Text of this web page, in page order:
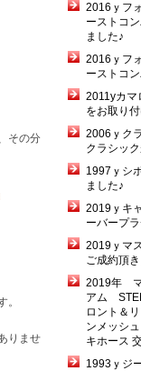
その分
。
りませ
2016ｙフ
ーストコ
ました♪
2016ｙフ
ーストコ
2011yカマ
をお取り
2006ｙク
クラシッ
1997ｙシ
ました♪
2019ｙキ
ーバープ
2019ｙマ
ご成約頂
2019年
アム
ロント＆
ンメッシ
キホース
1993ｙジ